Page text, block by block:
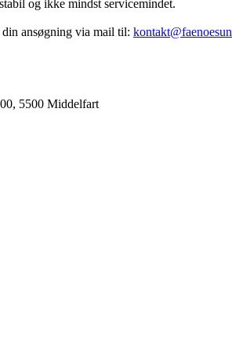
og ikke mindst servicemindet.
ansøgning via mail til:
5500 Middelfart